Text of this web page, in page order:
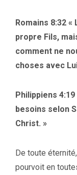
Romains 8:32 «
propre Fils,
comment ne
choses avec
Philippiens
besoins selon
Christ. »
De toute
pourvoit en